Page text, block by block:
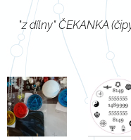
"z dílny" ČEKANKA